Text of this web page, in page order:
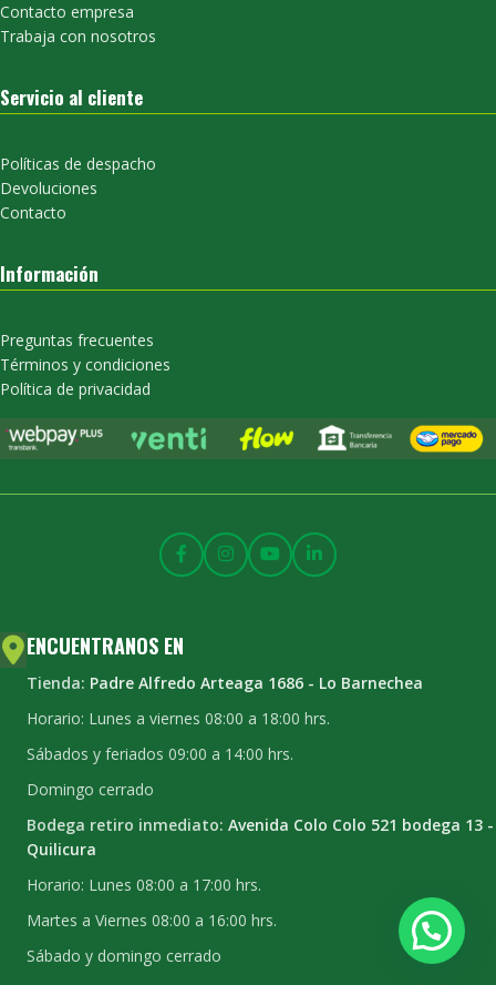
Contacto empresa
Trabaja con nosotros
Servicio al cliente
Políticas de despacho
Devoluciones
Contacto
Información
Preguntas frecuentes
Términos y condiciones
Política de privacidad
ENCUENTRANOS EN
Tienda: Padre Alfredo Arteaga 1686 - Lo Barnechea
Horario: Lunes a viernes 08:00 a 18:00 hrs.
Sábados y feriados 09:00 a 14:00 hrs.
Domingo cerrado
Bodega retiro inmediato: Avenida Colo Colo 521 bodega 13 -
Quilicura
Horario: Lunes 08:00 a 17:00 hrs.
Martes a Viernes 08:00 a 16:00 hrs.
Sábado y domingo cerrado